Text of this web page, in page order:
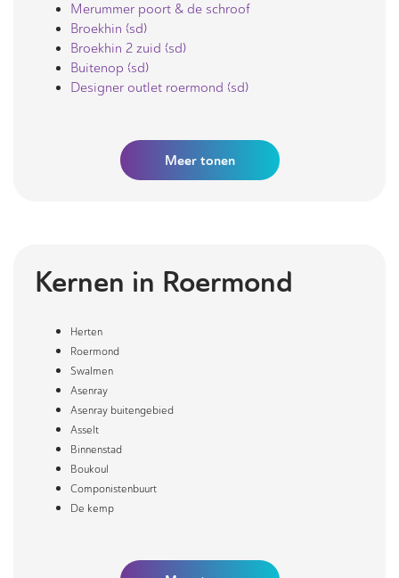
Merummer poort & de schroof
Broekhin (sd)
Broekhin 2 zuid (sd)
Buitenop (sd)
Designer outlet roermond (sd)
Meertonen
Kernen in Roermond
Herten
Roermond
Swalmen
Asenray
Asenray buitengebied
Asselt
Binnenstad
Boukoul
Componistenbuurt
De kemp